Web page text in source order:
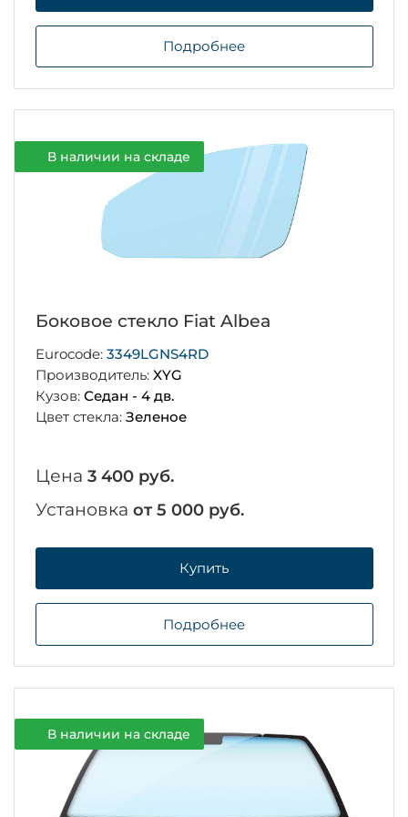
Подробнее
В наличии на складе
Боковое стекло Fiat Albea
Eurocode: 3349LGNS4RD
Производитель: XYG
Кузов: Седан - 4 дв.
Цвет стекла: Зеленое
Цена 3 400 руб.
Установка от 5 000 руб.
Купить
Подробнее
В наличии на складе